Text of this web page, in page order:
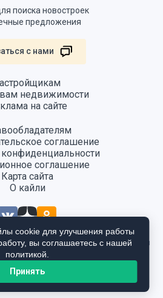
поиска новостроек
предложения
с нами
недвижимости
на сайте
соглашение
соглашение
Карта сайта
О кайли
сайте, не является публичной офертой
целях. Для получения
в отдел продаж застройщика.
cookie для улучшения работы
вы соглашаетесь с нашей
политикой.
Принять